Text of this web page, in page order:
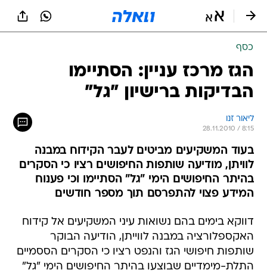
כסף
הגז מרכז עניין: הסתיימו
הבדיקות ברישיון "גל"
ליאור זנו
28.11.2010 / 8:15
בעוד המשקיעים מביטים לעבר הקידוח במבנה
לוויתן, מודיעה שותפות החיפושים רציו כי הסקרים
בהיתר החיפושים הימי "גל" הסתיימו וכי פענוח
המידע פצוי להתפרסם תוך מספר חודשים
דווקא בימים בהם נשואות עיני המשקיעים אל קידוח
האקספלורציה במבנה לווייתן, הודיעה הבוקר
שותפות חיפושי הגז והנפט רציו כי הסקרים הססמיים
התלת-מימדיים שבוצעו בהיתר החיפושים הימי "גל"